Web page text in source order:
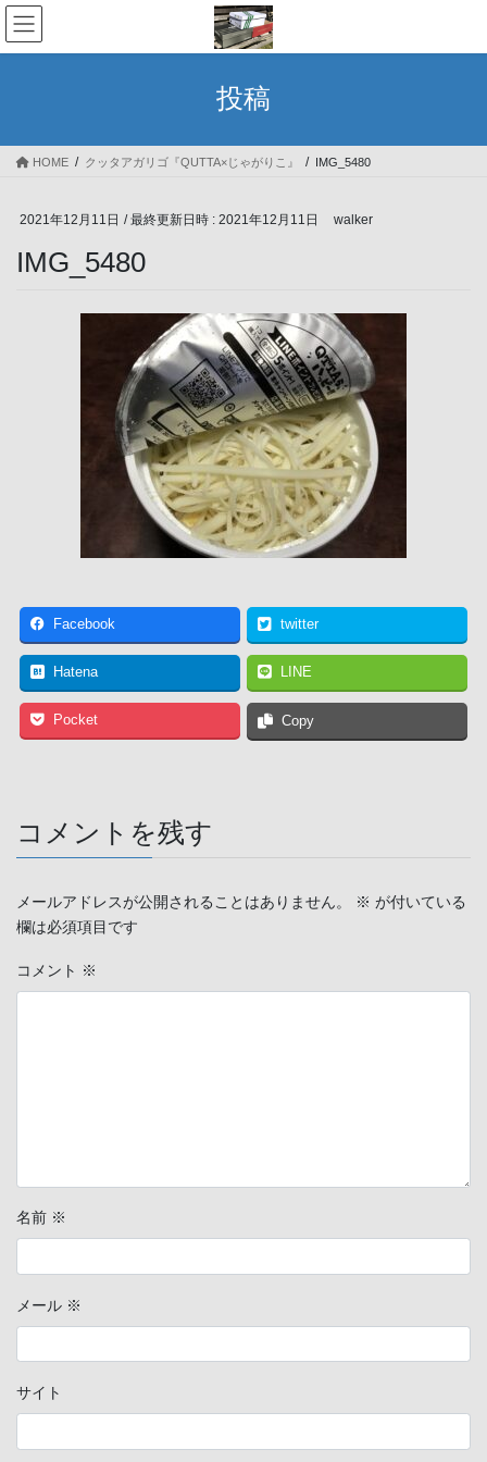
コ
ン
テ
ス
ナ
ビ
ゲ
ン
投稿
HOME クッタアガリゴ『QUTTA×じゃがりこ』 IMG_5480
2021年12月11日 / 最終更新日時 : 2021年12月11日 walker
IMG_5480
Facebook twitter
Hatena LINE
Pocket Copy
コメントを残す
メールアドレスが公開されることはありません。 ※ が付いている
欄は必須項目です
コメント ※
名前 ※
メール ※
サイト